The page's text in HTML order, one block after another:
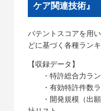
ケア関連技術』
パテントスコアを用
どに基づく各種ラン
【収録データ】
・特許総合力ラン
・有効特許件数ラ
・開発規模（出願